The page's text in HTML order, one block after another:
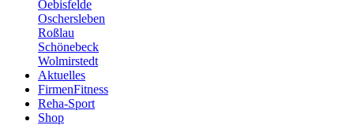
Oebisfelde
Oschersleben
Roßlau
Schönebeck
Wolmirstedt
Aktuelles
FirmenFitness
Reha-Sport
Shop